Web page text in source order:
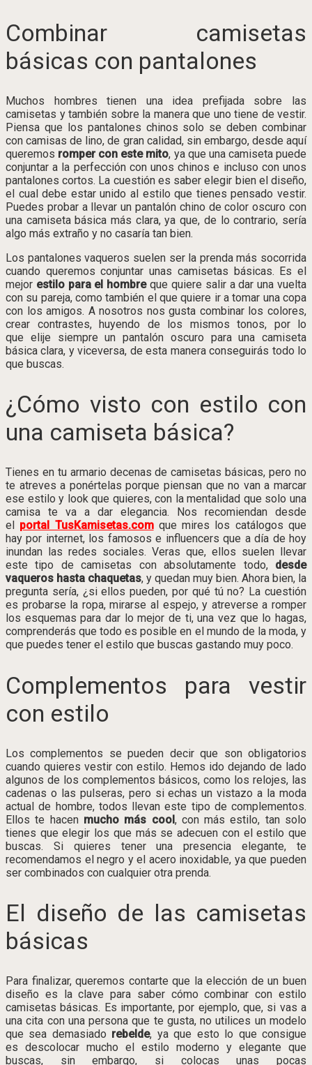
Combinar camisetas
básicas con pantalones
Muchos hombres tienen una idea prefijada sobre las
camisetas y también sobre la manera que uno tiene de vestir.
Piensa que los pantalones chinos solo se deben combinar
con camisas de lino, de gran calidad, sin embargo, desde aquí
queremos romper con este mito, ya que una camiseta puede
conjuntar a la perfección con unos chinos e incluso con unos
pantalones cortos. La cuestión es saber elegir bien el diseño,
el cual debe estar unido al estilo que tienes pensado vestir.
Puedes probar a llevar un pantalón chino de color oscuro con
una camiseta básica más clara, ya que, de lo contrario, sería
algo más extraño y no casaría tan bien.
Los pantalones vaqueros suelen ser la prenda más socorrida
cuando queremos conjuntar unas camisetas básicas. Es el
mejor estilo para el hombreque quiere salir a dar una vuelta
con su pareja, como también el que quiere ir a tomar una copa
con los amigos. A nosotros nos gusta combinar los colores,
crear contrastes, huyendo de los mismos tonos, por lo
que elije siempre un pantalón oscuro para una camiseta
básica clara, y viceversa, de esta manera conseguirás todo lo
que buscas.
¿Cómo visto con estilo con
una camiseta básica?
Tienes en tu armario decenas de camisetas básicas, pero no
te atreves a ponértelas porque piensan que no van a marcar
ese estilo y look que quieres, con la mentalidad que solo una
camisa te va a dar elegancia. Nos recomiendan desde
el portal TusKamisetas.comque mires los catálogos que
hay por internet, los famosos e influencers que a día de hoy
inundan las redes sociales. Veras que, ellos suelen llevar
este tipo de camisetas con absolutamente todo, desde
vaqueros hasta chaquetas, y quedan muy bien. Ahora bien, la
pregunta sería, ¿si ellos pueden, por qué tú no? La cuestión
es probarse la ropa, mirarse al espejo, y atreverse a romper
los esquemas para dar lo mejor de ti, una vez que lo hagas,
comprenderás que todo es posible en el mundo de la moda, y
que puedes tener el estilo que buscas gastando muy poco.
Complementos para vestir
con estilo
Los complementos se pueden decir que son obligatorios
cuando quieres vestir con estilo. Hemos ido dejando de lado
algunos de los complementos básicos, como los relojes, las
cadenas o las pulseras, pero si echas un vistazo a la moda
actual de hombre, todos llevan este tipo de complementos.
Ellos te hacen mucho más cool, con más estilo, tan solo
tienes que elegir los que más se adecuen con el estilo que
buscas. Si quieres tener una presencia elegante, te
recomendamos el negro y el acero inoxidable, ya que pueden
ser combinados con cualquier otra prenda.
El diseño de las camisetas
básicas
Para finalizar, queremos contarte que la elección de un buen
diseño es la clave para saber cómo combinar con estilo
camisetas básicas. Es importante, por ejemplo, que, si vas a
una cita con una persona que te gusta, no utilices un modelo
que sea demasiado rebelde, ya que esto lo que consigue
es descolocar mucho el estilo moderno y elegante que
buscas, sin embargo, si colocas unas pocas